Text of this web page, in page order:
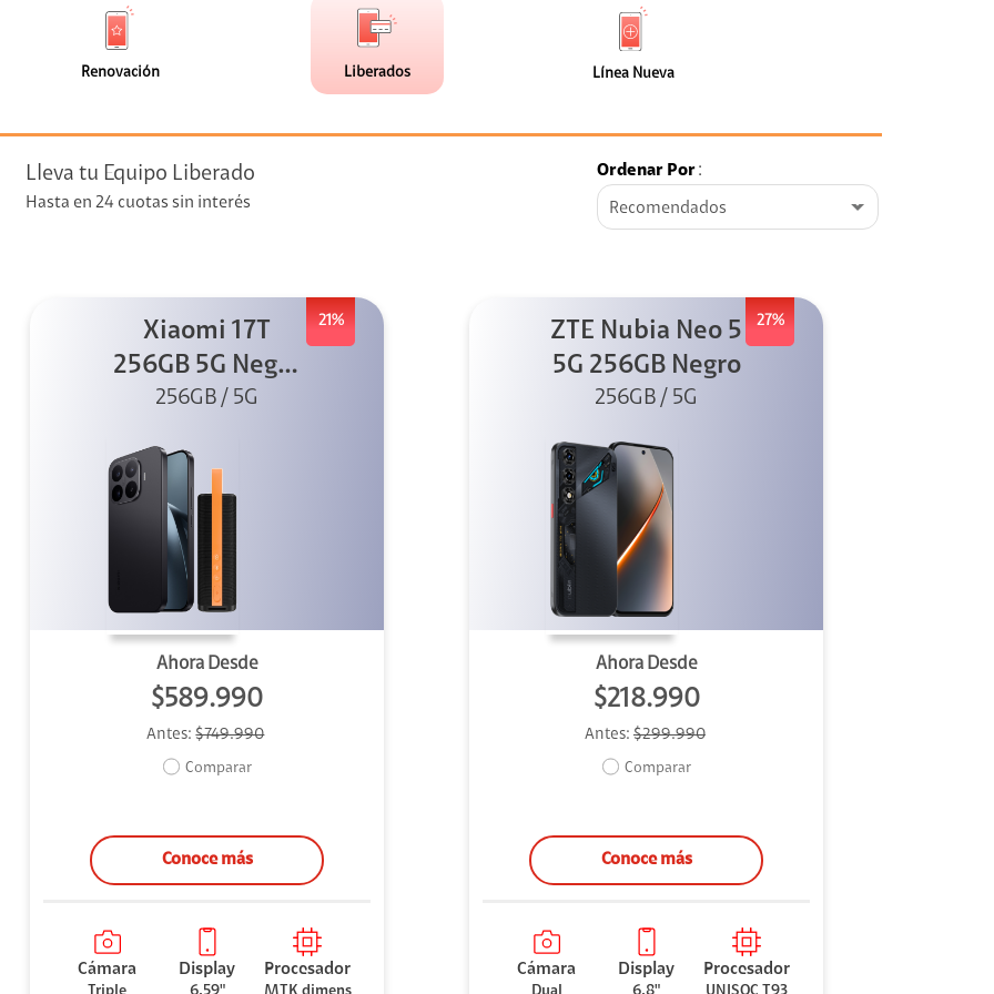
+ Telefonía
streaming
de
faceta
Renovación
(0)
faceta
Liberados
de
faceta
Línea Nueva
Nueva
(0)
Lleva tu Equipo Liberado
Hasta en 24 cuotas sin interés
Ordenar Por:
Recomendados
21%
Xiaomi 17T
256GB 5G Negro
+ Sound
256GB / 5G
Ahora Desde
$589.990
Antes:$749.990
Comparar
Conoce más
Cámara Display Procesador
27%
ZTE Nubia Neo 5
5G 256GB Negro
256GB / 5G
Ahora Desde
$218.990
Antes: $299.990
Comparar
Conoce más
Cámara Display Procesador